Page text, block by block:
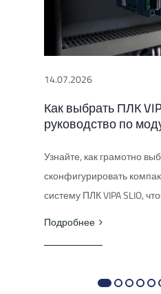
14.07.2026
Как выбрать ПЛК
руководство по
Узнайте, как грамотно
сконфигурировать
систему ПЛК VIPA SLIO,
и обеспечить надёжную
проекта.
Подробнее